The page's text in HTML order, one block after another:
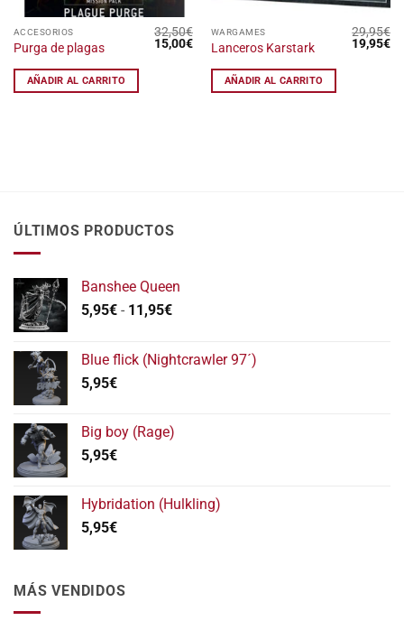
ACCESORIOS
Purga de plagas
32,50€
El
precio
15,00€El
precio
actual
15,00€.
AÑADIR AL CARRITO
WARGAMES
Lanceros Karstark
29,95€
El
precio
19,95€El
AÑADIR AL CARRITO
ÚLTIMOS PRODUCTOS
Banshee Queen
5,95€ - 11,95€Rango
desde
11,95€
Blue flick (Nightcrawler 97´)
5,95€
Big boy (Rage)
5,95€
Hybridation (Hulkling)
5,95€
MÁS VENDIDOS